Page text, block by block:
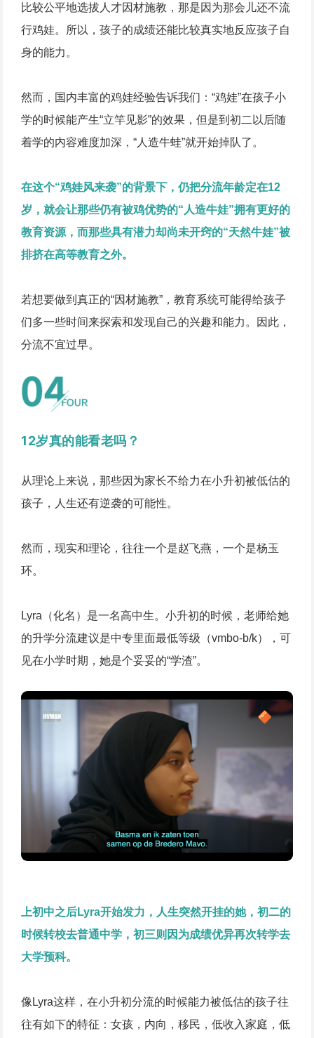
比较公平地选拔人才因材施教，那是因为那会儿还不流
行鸡娃。所以，孩子的成绩还能比较真实地反应孩子自
身的能力。
然而，国内丰富的鸡娃经验告诉我们：“鸡娃”在孩子小
学的时候能产生“立竿见影”的效果，但是到初二以后随
着学的内容难度加深，“人造牛蛙”就开始掉队了。
在这个“鸡娃风来袭”的背景下，仍把分流年龄定在12
岁，就会让那些仍有被鸡优势的“人造牛娃”拥有更好的
教育资源，而那些具有潜力却尚未开窍的“天然牛娃”被
排挤在高等教育之外。
若想要做到真正的“因材施教”，教育系统可能得给孩子
们多一些时间来探索和发现自己的兴趣和能力。因此，
分流不宜过早。
12岁真的能看老吗？
从理论上来说，那些因为家长不给力在小升初被低估的
孩子，人生还有逆袭的可能性。
然而，现实和理论，往往一个是赵飞燕，一个是杨玉
环。
Lyra（化名）是一名高中生。小升初的时候，老师给她
的升学分流建议是中专里面最低等级（vmbo-b/k），可
见在小学时期，她是个妥妥的“学渣”。
上初中之后Lyra开始发力，人生突然开挂的她，初二的
时候转校去普通中学，初三则因为成绩优异再次转学去
大学预科。
像Lyra这样，在小升初分流的时候能力被低估的孩子往
往有如下的特征：女孩，内向，移民，低收入家庭，低